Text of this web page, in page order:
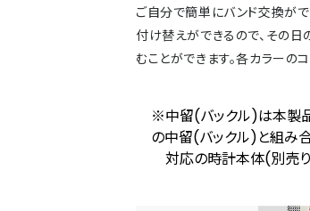
ご自分で簡単にバンド交換が
付け替えができるので、その日
むことができます。各カラーの
※中留(バックル)は本製
の中留(バックル)と組み
対応の時計本体(別売